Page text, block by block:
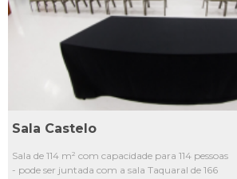
L4
Sala Castelo
Sala de 114 m² com capacidade para 114 pessoas
- pode ser juntada com a sala Taquaral de 166